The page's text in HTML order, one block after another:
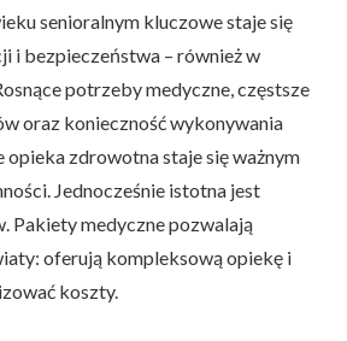
senioralnym kluczowe staje się
i bezpieczeństwa – również w
potrzeby medyczne, częstsze
oraz konieczność wykonywania
opieka zdrowotna staje się ważnym
Jednocześnie istotna jest
Pakiety medyczne pozwalają
oferują kompleksową opiekę i
koszty.